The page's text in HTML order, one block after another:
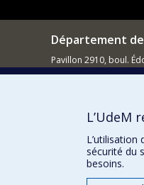
Département
Pavillon 2910, boul.
L’UdeM
sécurité du
besoins.